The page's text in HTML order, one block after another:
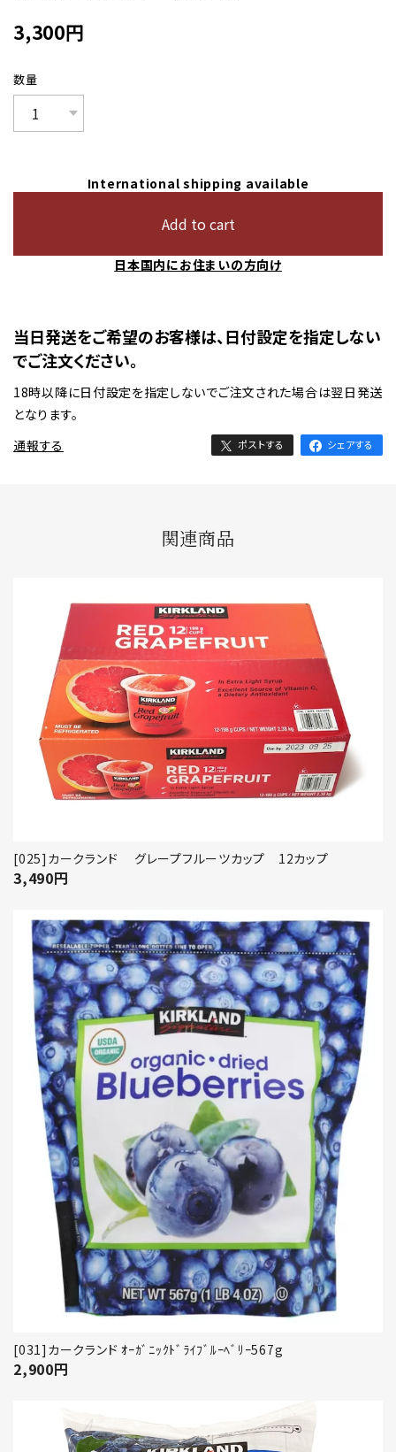
3,300円
数量
International shipping available
Add to cart
日本国内にお住まいの方向け
当日発送をご希望のお客様は、日付設定を指定しない
でご注文ください。
18時以降に日付設定を指定しないでご注文された場合は翌日発送
となります。
通報する
ポストする シェアする
関連商品
[025]カークランド グレープフルーツカップ 12カップ
3,490円
[031]カークランド ｵｰｶﾞﾆｯｸﾄﾞﾗｲﾌﾞﾙｰﾍﾞﾘｰ567g
2,900円